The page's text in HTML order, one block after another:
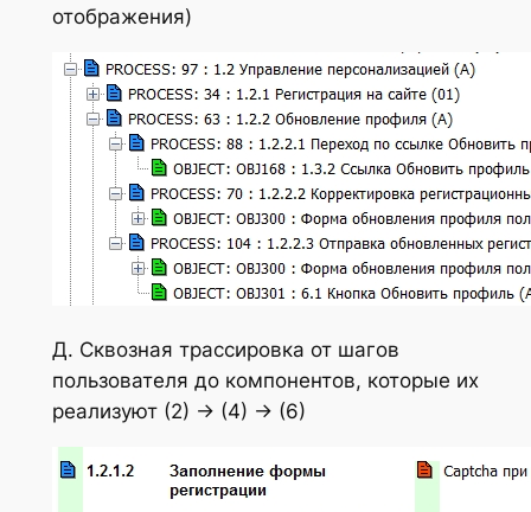
отображения)
Д. Сквозная трассировка от шагов
пользователя до компонентов, которые их
реализуют (2) -> (4) -> (6)